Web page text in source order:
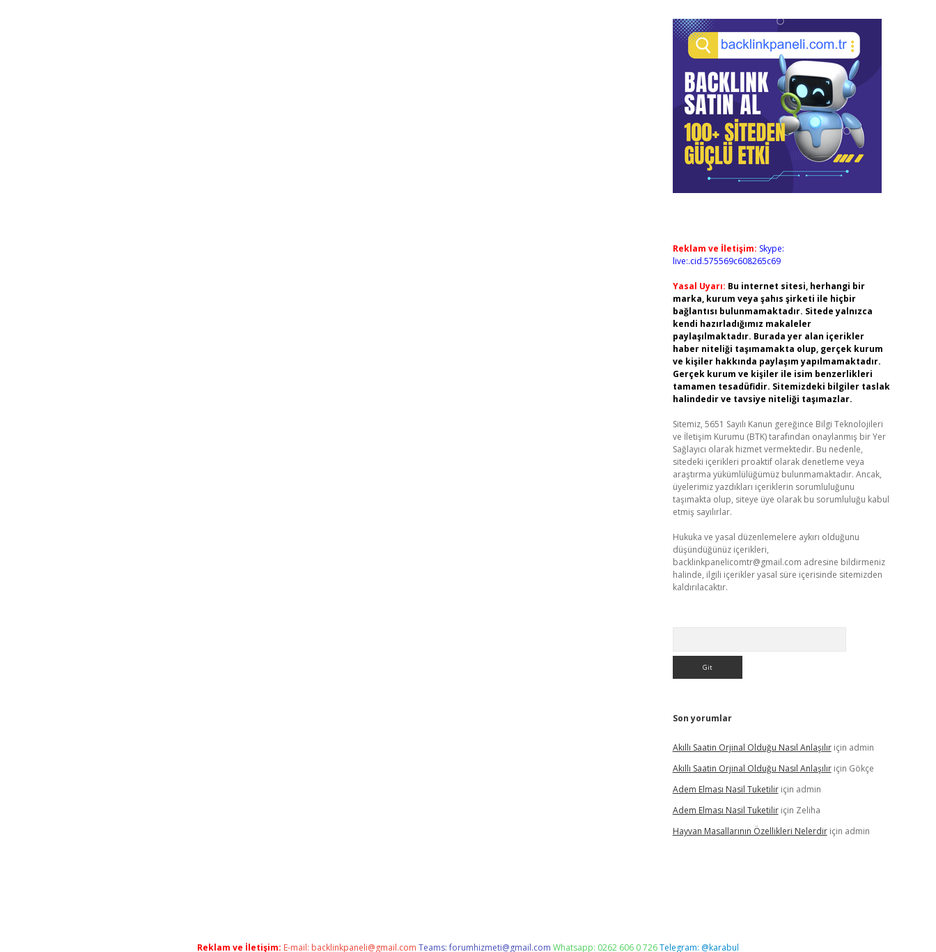
Reklam ve İletişim: Skype:
live:.cid.575569c608265c69
Yasal Uyarı: Bu internet sitesi, herhangi bir
marka, kurum veya şahıs şirketi ile hiçbir
bağlantısı bulunmamaktadır. Sitede yalnızca
kendi hazırladığımız makaleler
paylaşılmaktadır. Burada yer alan içerikler
haber niteliği taşımamakta olup, gerçek kurum
ve kişiler hakkında paylaşım yapılmamaktadır.
Gerçek kurum ve kişiler ile isim benzerlikleri
tamamen tesadüfidir. Sitemizdeki bilgiler taslak
halindedir ve tavsiye niteliği taşımazlar.
Sitemiz, 5651 Sayılı Kanun gereğince Bilgi Teknolojileri
ve İletişim Kurumu (BTK) tarafından onaylanmış bir Yer
Sağlayıcı olarak hizmet vermektedir. Bu nedenle,
sitedeki içerikleri proaktif olarak denetleme veya
araştırma yükümlülüğümüz bulunmamaktadır. Ancak,
üyelerimiz yazdıkları içeriklerin sorumluluğunu
taşımakta olup, siteye üye olarak bu sorumluluğu kabul
etmiş sayılırlar.
Hukuka ve yasal düzenlemelere aykırı olduğunu
düşündüğünüz içerikleri,
backlinkpanelicomtr@gmail.com adresine bildirmeniz
halinde, ilgili içerikler yasal süre içerisinde sitemizden
kaldırılacaktır.
Son yorumlar
Akıllı Saatin Orjinal Olduğu Nasıl Anlaşılıriçin admin
Akıllı Saatin Orjinal Olduğu Nasıl Anlaşılıriçin Gökçe
Adem Elması Nasil Tuketiliriçin admin
Adem Elması Nasil Tuketiliriçin Zeliha
Hayvan Masallarının Özellikleri Nelerdiriçin admin
Reklam ve İletişim: E-mail: backlinkpaneli@gmail.com Teams:forumhizmeti@gmail.com Whatsapp: 0262 606 0 726Telegram: @karabul